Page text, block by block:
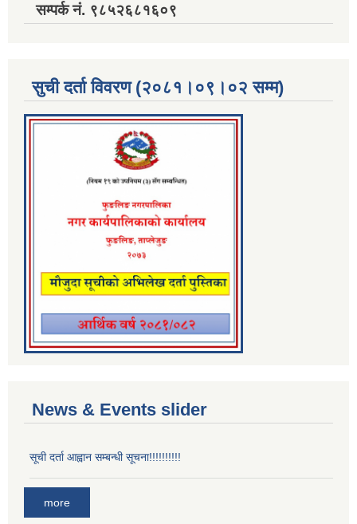
सम्पर्क नं. ९८५२६८१६०९
सुची दर्ता विवरण (२०८१।०९।०२ सम्म)
News & Events slider
सूची दर्ता आह्वान सम्बन्धी सूचना!!!!!!!!!!
more